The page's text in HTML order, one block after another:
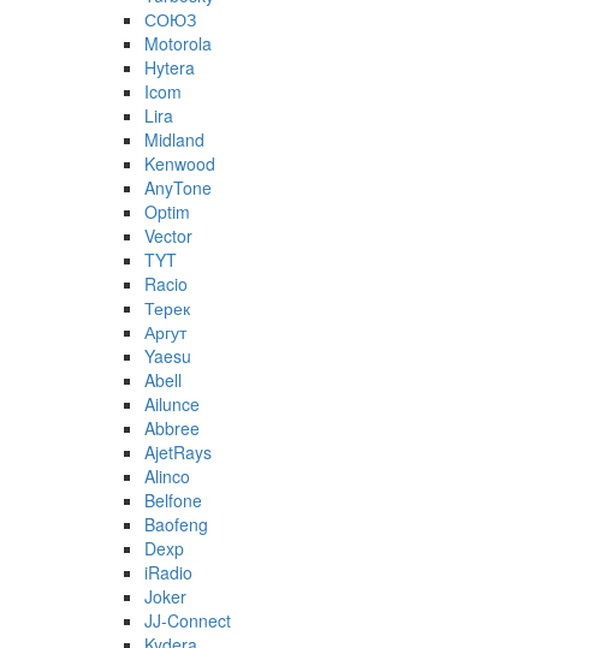
СОЮЗ
Motorola
Hytera
Icom
Lira
Midland
Kenwood
AnyTone
Optim
Vector
TYT
Racio
Терек
Аргут
Yaesu
Abell
Ailunce
Abbree
AjetRays
Alinco
Belfone
Baofeng
Dexp
iRadio
Joker
JJ-Connect